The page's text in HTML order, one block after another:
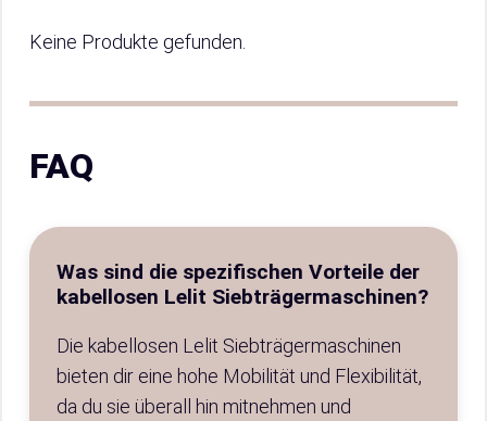
Keine Produkte gefunden.
FAQ
Was sind die spezifischen Vorteile der
kabellosen Lelit Siebträgermaschinen?
Die kabellosen Lelit Siebträgermaschinen
bieten dir eine hohe Mobilität und Flexibilität,
da du sie überall hin mitnehmen und